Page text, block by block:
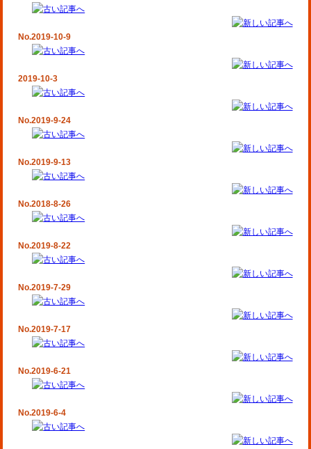
No.2019-10-9
2019-10-3
No.2019-9-24
No.2019-9-13
No.2018-8-26
No.2019-8-22
No.2019-7-29
No.2019-7-17
No.2019-6-21
No.2019-6-4